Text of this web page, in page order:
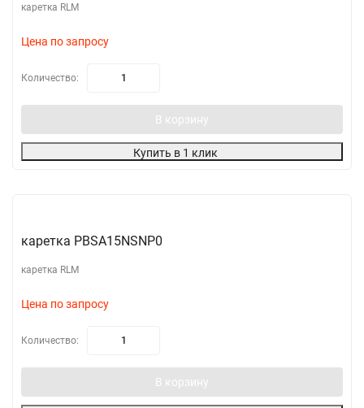
каретка RLM
Цена по запросу
Количество:
В корзину
Купить в 1 клик
каретка PBSA15NSNP0
каретка RLM
Цена по запросу
Количество:
В корзину